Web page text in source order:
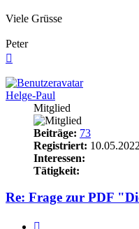
Viele Grüsse
Peter
Helge-Paul
Mitglied
Beiträge: 73
Registriert:
Interessen:
Tätigkeit:
Re: Frage zur PDF